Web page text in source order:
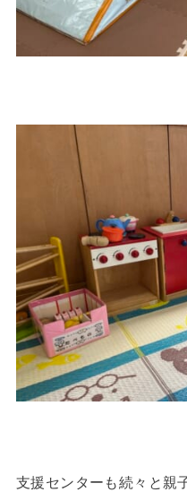
支援センターも続々と親